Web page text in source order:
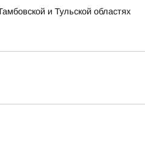
и Тульской областях